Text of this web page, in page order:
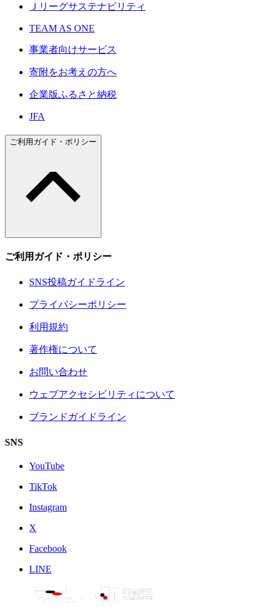
Ｊリーグサステナビリティ
TEAM AS ONE
事業者向けサービス
寄附をお考えの方へ
企業版ふるさと納税
JFA
ご利用ガイド・ポリシー
ご利用ガイド・ポリシー
SNS投稿ガイドライン
プライバシーポリシー
利用規約
著作権について
お問い合わせ
ウェブアクセシビリティについて
ブランドガイドライン
SNS
YouTube
TikTok
Instagram
X
Facebook
LINE